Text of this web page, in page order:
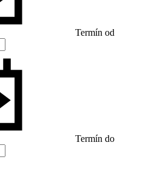
Termín od
Termín do